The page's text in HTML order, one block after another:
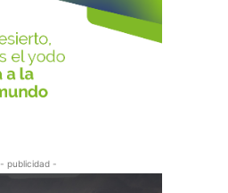
- publicidad -